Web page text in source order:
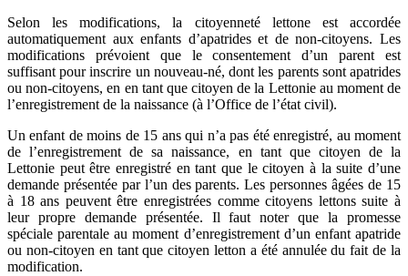
Selon les modifications, la citoyenneté lettone est accordée
automatiquement aux enfants d’apatrides et de non-citoyens. Les
modifications prévoient que le consentement d’un parent est
suffisant pour inscrire un nouveau-né, dont les parents sont apatrides
ou non-citoyens, en en tant que citoyen de la Lettonie au moment de
l’enregistrement de la naissance (à l’Office de l’état civil).
Un enfant de moins de 15 ans qui n’a pas été enregistré, au moment
de l’enregistrement de sa naissance, en tant que citoyen de la
Lettonie peut être enregistré en tant que le citoyen à la suite d’une
demande présentée par l’un des parents. Les personnes âgées de 15
à 18 ans peuvent être enregistrées comme citoyens lettons suite à
leur propre demande présentée. Il faut noter que la promesse
spéciale parentale au moment d’enregistrement d’un enfant apatride
ou non-citoyen en tant que citoyen letton a été annulée du fait de la
modification.